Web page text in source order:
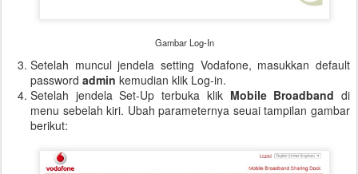
Gambar Log-In
Setelah muncul jendela setting Vodafone, masukkan default
password admin kemudian klik Log-in.
Setelah jendela Set-Up terbuka klik Mobile Broadband di
menu sebelah kiri. Ubah parameternya seuai tampilan gambar
berikut: